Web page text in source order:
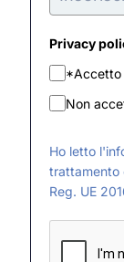
Privacy
*Accetto
Non
Ho letto
trattamento
Reg. UE